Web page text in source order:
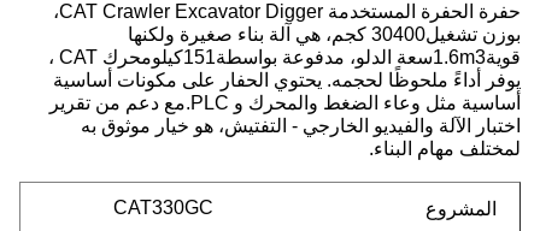
حفرة الحفرة المستخدمة CAT Crawler Excavator Digger،
بوزن تشغيل30400 كجم
، هي آلة بناء صغيرة ولكنها
قوية1.6m3سعة الدلو، مدفوعة بواسطة151كيلو
محرك CAT ،
يوفر أداءً ملحوظًا لحجمه. يحتوي الحفار على مكونات أساسية
أساسية مثل وعاء الضغط والمحرك و PLC.مع دعم من تقرير
اختبار الآلة والفيديو الخارجي - التفتيش، هو خيار موثوق به
لمختلف مهام البناء.
المشروع CAT330GC